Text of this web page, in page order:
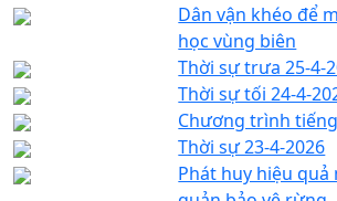
Dân vận khéo để
học vùng biên
Thời sự trưa 25-4-
Thời sự tối 24-4-
Chương trình
Thời sự 23-4-2026
Phát huy hiệu